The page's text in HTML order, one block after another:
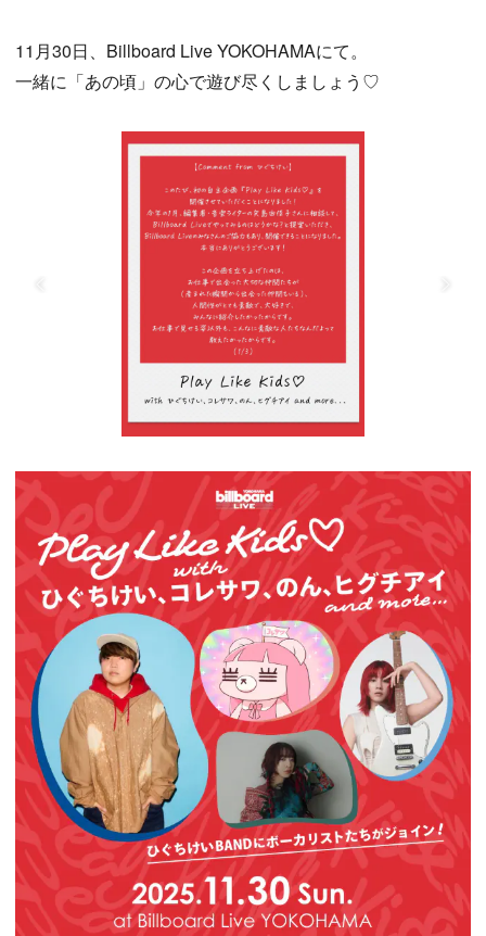
11月30日、Billboard Live YOKOHAMAにて。
一緒に「あの頃」の心で遊び尽くしましょう♡